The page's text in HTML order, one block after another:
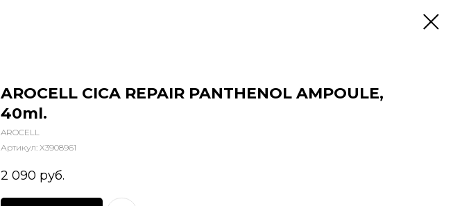
AROCELL CICA REPAIR PANTHENOL AMPOULE,
40ml.
AROCELL
Артикул: X3908961
2 090 руб.